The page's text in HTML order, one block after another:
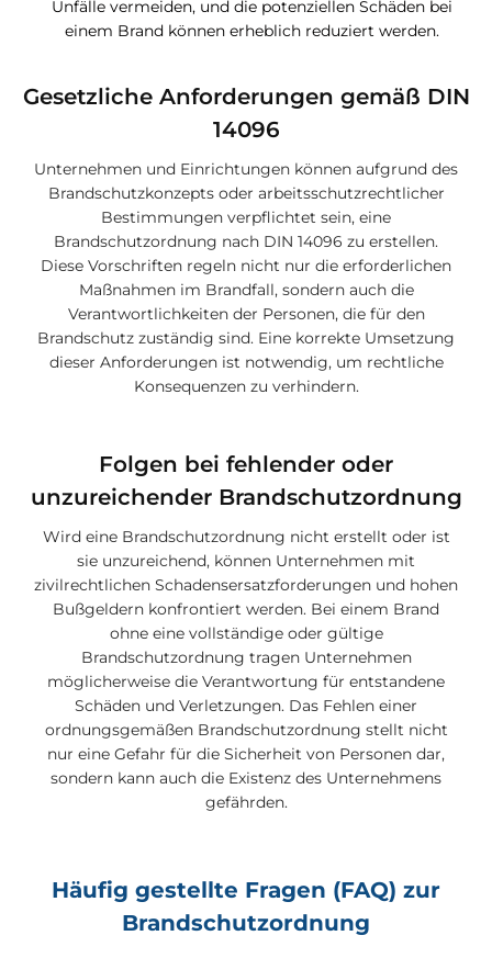
Unfälle vermeiden, und die potenziellen Schäden bei
einem Brand können erheblich reduziert werden.
Gesetzliche Anforderungen gemäß DIN
14096
Unternehmen und Einrichtungen können aufgrund des
Brandschutzkonzepts oder arbeitsschutzrechtlicher
Bestimmungen verpflichtet sein, eine
Brandschutzordnung nach DIN 14096 zu erstellen.
Diese Vorschriften regeln nicht nur die erforderlichen
Maßnahmen im Brandfall, sondern auch die
Verantwortlichkeiten der Personen, die für den
Brandschutz zuständig sind. Eine korrekte Umsetzung
dieser Anforderungen ist notwendig, um rechtliche
Konsequenzen zu verhindern.
Folgen bei fehlender oder
unzureichender Brandschutzordnung
Wird eine Brandschutzordnung nicht erstellt oder ist
sie unzureichend, können Unternehmen mit
zivilrechtlichen Schadensersatzforderungen und hohen
Bußgeldern konfrontiert werden. Bei einem Brand
ohne eine vollständige oder gültige
Brandschutzordnung tragen Unternehmen
möglicherweise die Verantwortung für entstandene
Schäden und Verletzungen. Das Fehlen einer
ordnungsgemäßen Brandschutzordnung stellt nicht
nur eine Gefahr für die Sicherheit von Personen dar,
sondern kann auch die Existenz des Unternehmens
gefährden.
Häufig gestellte Fragen (FAQ) zur
Brandschutzordnung